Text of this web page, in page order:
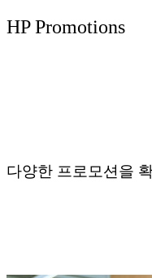
HP Promotions
다양한 프로모션을